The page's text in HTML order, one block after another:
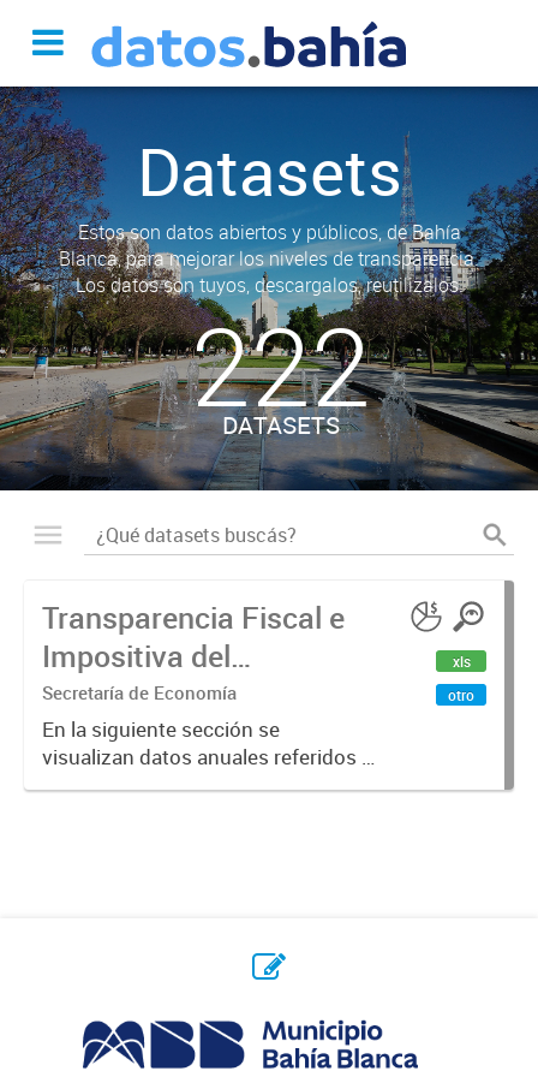
Datasets
Estos son datos abiertos y públicos, de Bahía
Blanca, para mejorar los niveles de transparencia.
Los datos son tuyos, descargalos, reutilizalos.
222
DATASETS
Transparencia Fiscal e
Impositiva del
Municipio. Año 2023
Secretaría de Economía
En la siguiente sección se
visualizan datos anuales referidos a
la transparencia fiscal e impositiva
xls
otro